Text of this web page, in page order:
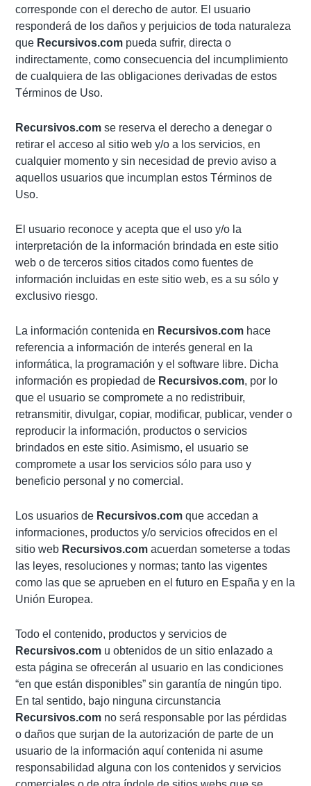
corresponde con el derecho de autor. El usuario
responderá de los daños y perjuicios de toda naturaleza
que Recursivos.com pueda sufrir, directa o
indirectamente, como consecuencia del incumplimiento
de cualquiera de las obligaciones derivadas de estos
Términos de Uso.
Recursivos.com se reserva el derecho a denegar o
retirar el acceso al sitio web y/o a los servicios, en
cualquier momento y sin necesidad de previo aviso a
aquellos usuarios que incumplan estos Términos de
Uso.
El usuario reconoce y acepta que el uso y/o la
interpretación de la información brindada en este sitio
web o de terceros sitios citados como fuentes de
información incluidas en este sitio web, es a su sólo y
exclusivo riesgo.
La información contenida en Recursivos.com hace
referencia a información de interés general en la
informática, la programación y el software libre. Dicha
información es propiedad de Recursivos.com, por lo
que el usuario se compromete a no redistribuir,
retransmitir, divulgar, copiar, modificar, publicar, vender o
reproducir la información, productos o servicios
brindados en este sitio. Asimismo, el usuario se
compromete a usar los servicios sólo para uso y
beneficio personal y no comercial.
Los usuarios de Recursivos.com que accedan a
informaciones, productos y/o servicios ofrecidos en el
sitio web Recursivos.com acuerdan someterse a todas
las leyes, resoluciones y normas; tanto las vigentes
como las que se aprueben en el futuro en España y en la
Unión Europea.
Todo el contenido, productos y servicios de
Recursivos.com u obtenidos de un sitio enlazado a
esta página se ofrecerán al usuario en las condiciones
“en que están disponibles” sin garantía de ningún tipo.
En tal sentido, bajo ninguna circunstancia
Recursivos.com no será responsable por las pérdidas
o daños que surjan de la autorización de parte de un
usuario de la información aquí contenida ni asume
responsabilidad alguna con los contenidos y servicios